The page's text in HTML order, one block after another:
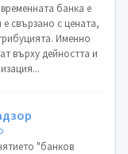
банка е
Именно
върху дейността и
"банков